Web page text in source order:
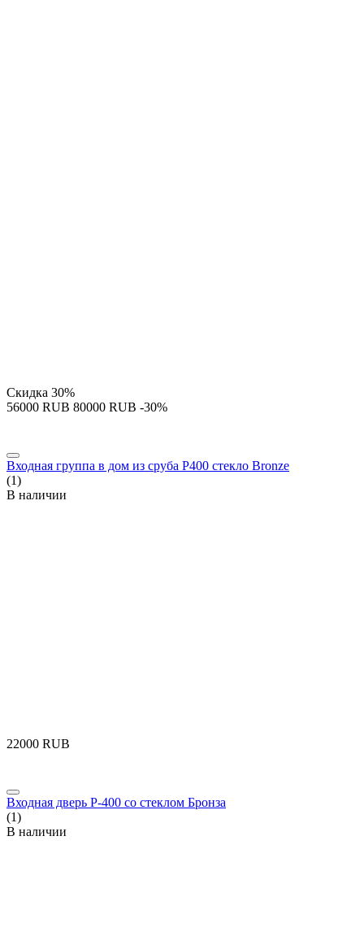
Скидка 30%
‍56000‍ RUB ‍80000‍ RUB -30%
Входная группа в дом из сруба P400 стекло Bronze
(1)
В наличии
‍22000‍ RUB
Входная дверь P-400 со стеклом Бронза
(1)
В наличии